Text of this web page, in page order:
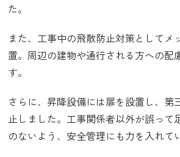
た。
また、工事中の飛散防止対策としてメ
置。周辺の建物や通行される方への配
す。
さらに、昇降設備には扉を設置し、第
止しました。工事関係者以外が誤って
のないよう、安全管理にも力を入れて